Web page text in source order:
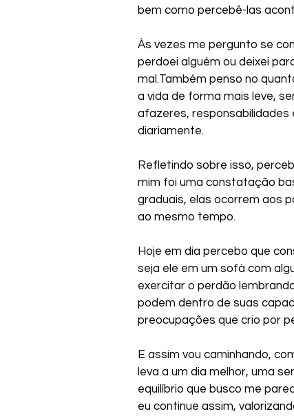
bem como percebê-las
Às vezes me pergunto se
perdoei alguém ou deixei
mal.Também penso no
a vida de forma mais leve,
afazeres, responsabilidades
diariamente.
Refletindo sobre isso,
mim foi uma constatação
graduais, elas ocorrem aos
ao mesmo tempo.
Hoje em dia percebo que
seja ele em um sofá com
exercitar o perdão
podem dentro de suas
preocupações que crio por
E assim vou caminhando,
leva a um dia melhor, uma
equilíbrio que busco me
eu continue assim,